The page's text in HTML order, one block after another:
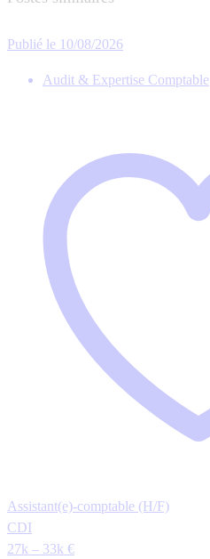
Publié le 10/08/2026
Audit & Expertise Comptable
Assistant(e)-comptable (H/F)
CDI
27k – 33k €